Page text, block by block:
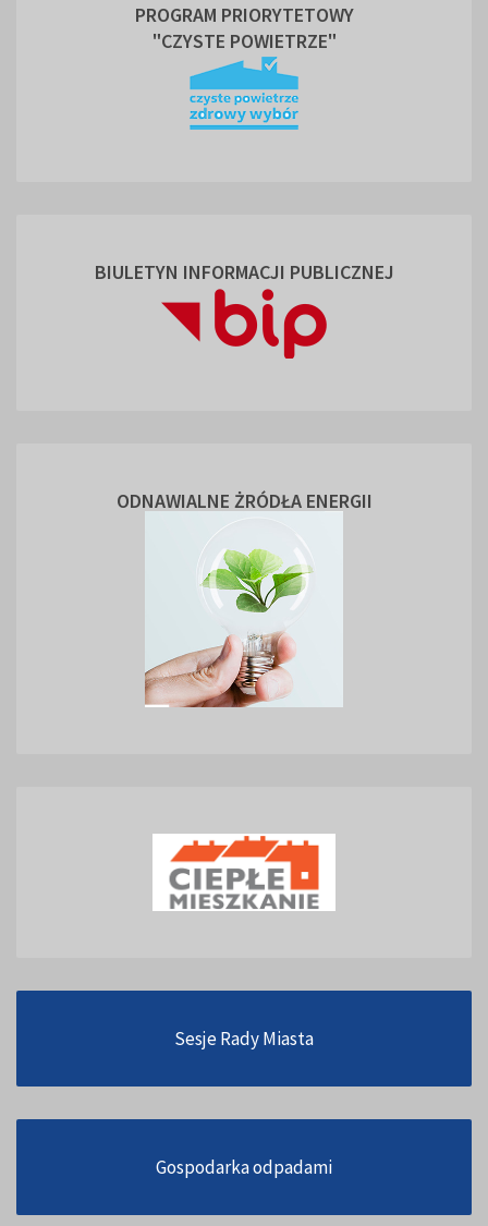
PROGRAM PRIORYTETOWY
"CZYSTE POWIETRZE"
BIULETYN INFORMACJI PUBLICZNEJ
ODNAWIALNE ŻRÓDŁA ENERGII
Sesje Rady Miasta
Gospodarka odpadami